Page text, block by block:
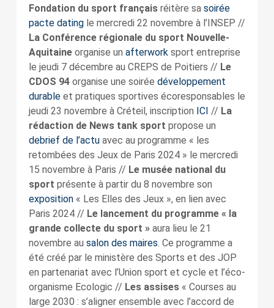
Fondation du sport françaisréitère sa soirée
pacte datingle mercredi 22 novembre à l’INSEP //
La Conférence régionale du sport Nouvelle-
Aquitaineorganise un afterworksport entreprise
le jeudi 7 décembre au CREPS de Poitiers // Le
CDOS 94organise une soirée développement
durableet pratiques sportives écoresponsables le
jeudi 23 novembre à Créteil, inscription ICI // La
rédaction de News tank sport propose un
debrief de l’actuavec au programme « les
retombées des Jeux de Paris 2024 » le mercredi
15 novembre à Paris // Le musée national du
sport présente à partir du 8 novembre son
exposition« Les Elles des Jeux », en lien avec
Paris 2024 // Le lancement du programme « la
grande collecte du sport »aura lieu le 21
novembre au salon des maires. Ce programme a
été créé par le ministère des Sports et des JOP
en partenariat avec l’Union sport et cycle et l’éco-
organisme Ecologic // Les assises« Courses au
large 2030 : s’aligner ensemble avec l’accord de